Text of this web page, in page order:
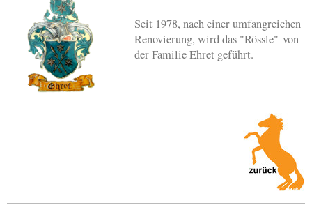
Seit 1978, nach einer umfangreichen
Renovierung, wird das "Rössle" von
der Familie Ehret geführt.